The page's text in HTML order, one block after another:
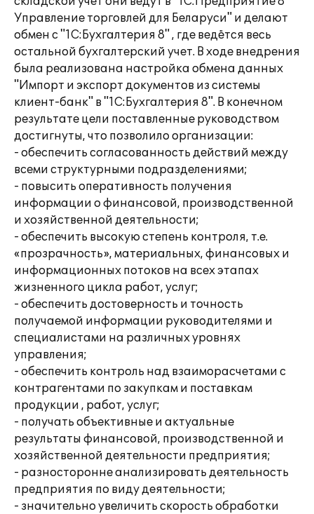
Управление торговлей для Беларуси" и делают
обмен с "1C:Бухгалтерия 8" , где ведётся весь
остальной бухгалтерский учет. В ходе внедрения
была реализована настройка обмена данных
"Импорт и экспорт документов из системы
клиент-банк" в "1С:Бухгалтерия 8". В конечном
результате цели поставленные руководством
достигнуты, что позволило организации:
- обеспечить согласованность действий между
всеми структурными подразделениями;
- повысить оперативность получения
информации о финансовой, производственной
и хозяйственной деятельности;
- обеспечить высокую степень контроля, т.е.
«прозрачность», материальных, финансовых и
информационных потоков на всех этапах
жизненного цикла работ, услуг;
- обеспечить достоверность и точность
получаемой информации руководителями и
специалистами на различных уровнях
управления;
- обеспечить контроль над взаиморасчетами с
контрагентами по закупкам и поставкам
продукции , работ, услуг;
- получать объективные и актуальные
результаты финансовой, производственной и
хозяйственной деятельности предприятия;
- разносторонне анализировать деятельность
предприятия по виду деятельности;
- значительно увеличить скорость обработки